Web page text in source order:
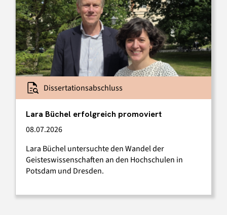
Dissertationsabschluss
Lara Büchel erfolgreich promoviert
08.07.2026
Lara Büchel untersuchte den Wandel der
Geisteswissenschaften an den Hochschulen in
Potsdam und Dresden.